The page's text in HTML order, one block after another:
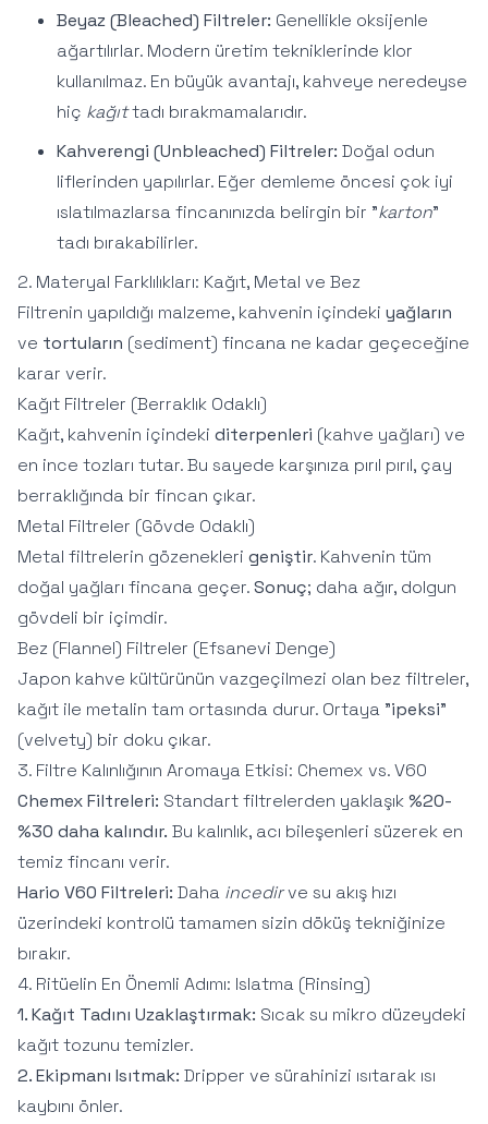
Beyaz (Bleached) Filtreler: Genellikle oksijenle
ağartılırlar. Modern üretim tekniklerinde klor
kullanılmaz. En büyük avantajı, kahveye neredeyse
hiç kağıttadı bırakmamalarıdır.
Kahverengi (Unbleached) Filtreler: Doğal odun
liflerinden yapılırlar. Eğer demleme öncesi çok iyi
ıslatılmazlarsa fincanınızda belirgin bir "karton"
tadı bırakabilirler.
2. Materyal Farklılıkları: Kağıt, Metal ve Bez
Filtrenin yapıldığı malzeme, kahvenin içindeki yağların
ve tortuların (sediment) fincana ne kadar geçeceğine
karar verir.
Kağıt Filtreler (Berraklık Odaklı)
Kağıt, kahvenin içindeki diterpenleri (kahve yağları) ve
en ince tozları tutar. Bu sayede karşınıza pırıl pırıl, çay
berraklığında bir fincan çıkar.
Metal Filtreler (Gövde Odaklı)
Metal filtrelerin gözenekleri geniştir. Kahvenin tüm
doğal yağları fincana geçer.Sonuç; daha ağır, dolgun
gövdeli bir içimdir.
Bez (Flannel) Filtreler (Efsanevi Denge)
Japon kahve kültürünün vazgeçilmezi olan bez filtreler,
kağıt ile metalin tam ortasında durur. Ortaya "ipeksi"
(velvety) bir doku çıkar.
3. Filtre Kalınlığının Aromaya Etkisi: Chemex vs. V60
Chemex Filtreleri: Standart filtrelerden yaklaşık%20-
%30 daha kalındır. Bu kalınlık, acı bileşenleri süzerek en
temiz fincanı verir.
Hario V60 Filtreleri: Daha incedirve su akış hızı
üzerindeki kontrolü tamamen sizin döküş tekniğinize
bırakır.
4. Ritüelin En Önemli Adımı: Islatma (Rinsing)
1. Kağıt Tadını Uzaklaştırmak: Sıcak su mikro düzeydeki
kağıt tozunu temizler.
2. Ekipmanı Isıtmak: Dripper ve sürahinizi ısıtarak ısı
kaybını önler.